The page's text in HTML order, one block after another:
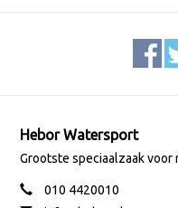
Hebor Watersport
Grootste speciaalzaak voor
010 4420010